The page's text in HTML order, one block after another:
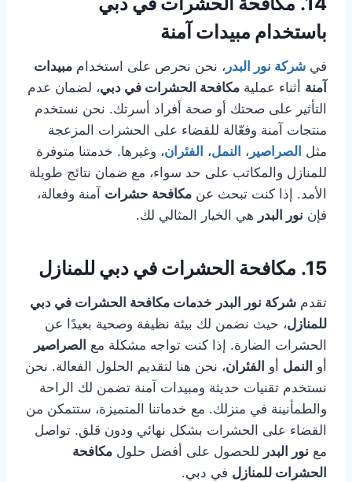
باستخدام مبيدات آمنة
في شركة نور البدر ، نحن نحرص على استخدام مبيدات
آمنة أثناء عملية مكافحة الحشرات في دبي، لضمان عدم
التأثير على صحتك أو صحة أفراد أسرتك. نحن نستخدم
منتجات آمنة وفعّالة للقضاء على الحشرات المزعجة
مثل الصراصير ، النمل، الفئران، وغيرها. خدمتنا متوفرة
للمنازل والمكاتب على حد سواء، مع ضمان نتائج طويلة
الأمد. إذا كنت تبحث عن مكافحة حشرات آمنة وفعالة،
فإن نور البدر هي الخيار المثالي لك.
15. مكافحة الحشرات في دبي للمنازل
تقدم شركة نور البدر خدمات مكافحة الحشرات في دبي
للمنازل، حيث نضمن لك بيئة نظيفة وصحية بعيدًا عن
الحشرات الضارة. إذا كنت تواجه مشكلة مع الصراصير
أو النمل أو الفئران، نحن هنا لتقديم الحلول الفعالة. نحن
نستخدم تقنيات حديثة ومبيدات آمنة تضمن لك الراحة
والطمأنينة في منزلك. مع خدماتنا المتميزة، ستتمكن من
القضاء على الحشرات بشكل نهائي ودون قلق. تواصل
مع نور البدر للحصول على أفضل حلول مكافحة
الحشرات للمنازل في دبي.